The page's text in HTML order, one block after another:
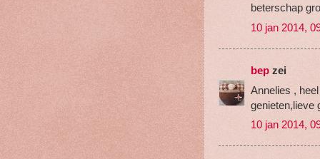
beterschap
10 jan 2014,
bep zei
Annelies ,
genieten,lieve
10 jan 2014,